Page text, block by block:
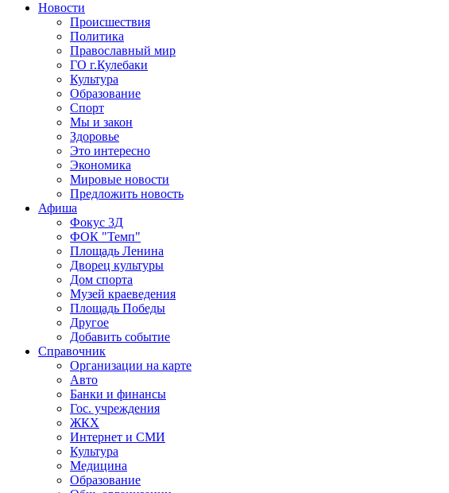
Новости
Происшествия
Политика
Православный мир
ГО г.Кулебаки
Культура
Образование
Спорт
Мы и закон
Здоровье
Это интересно
Экономика
Мировые новости
Предложить новость
Афиша
Фокус 3Д
ФОК "Темп"
Площадь Ленина
Дворец культуры
Дом спорта
Музей краеведения
Площадь Победы
Другое
Добавить событие
Справочник
Организации на карте
Авто
Банки и финансы
Гос. учреждения
ЖКХ
Интернет и СМИ
Культура
Медицина
Образование